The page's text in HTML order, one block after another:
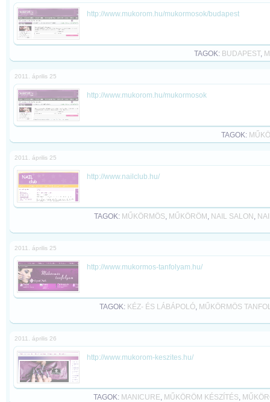
http://www.mukorom.hu/mukormosok/budapest
TAGOK: BUDAPEST,
2011. április 25
http://www.mukorom.hu/mukormosok
TAGOK:
2011. április 25
http://www.nailclub.hu/
TAGOK: MŰKÖRMÖS, MŰKÖRÖM , NAIL SALON ,
2011. április 25
http://www.mukormos-tanfolyam.hu/
TAGOK: KÉZ- ÉS LÁBÁPOLÓ, MŰKÖRMÖS
2011. április 26
http://www.mukorom-keszites.hu/
TAGOK: MANICURE, MŰKÖRÖM KÉSZÍTÉS,